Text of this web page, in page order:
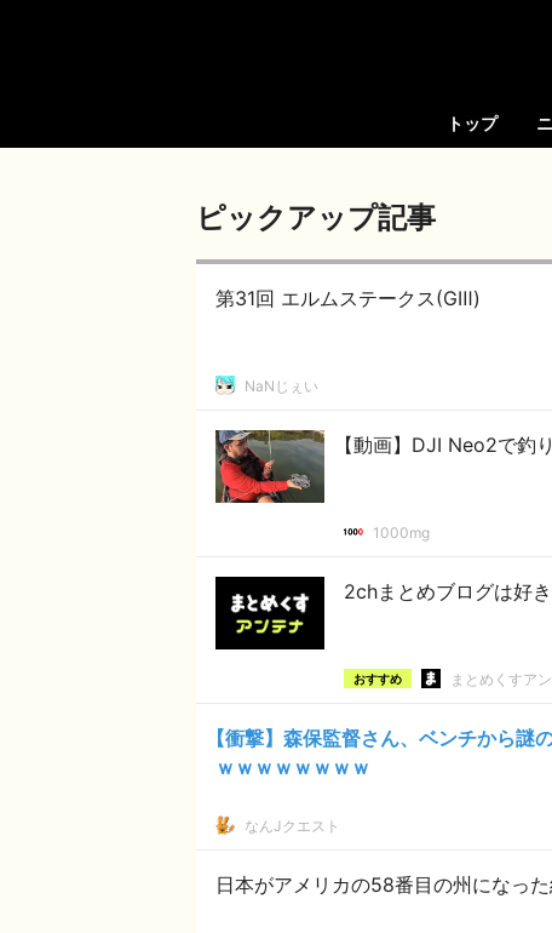
トップ
ピックアップ記事
第31回 エルムステークス(GⅢ)
NaNじぇい
【動画】DJI Neo2で釣
1000mg
2chまとめブログは好
おすすめ まとめくすア
【衝撃】森保監督さん、ベンチから
ｗｗｗｗｗｗｗｗ
なんJクエスト
日本がアメリカの58番目の州になっ